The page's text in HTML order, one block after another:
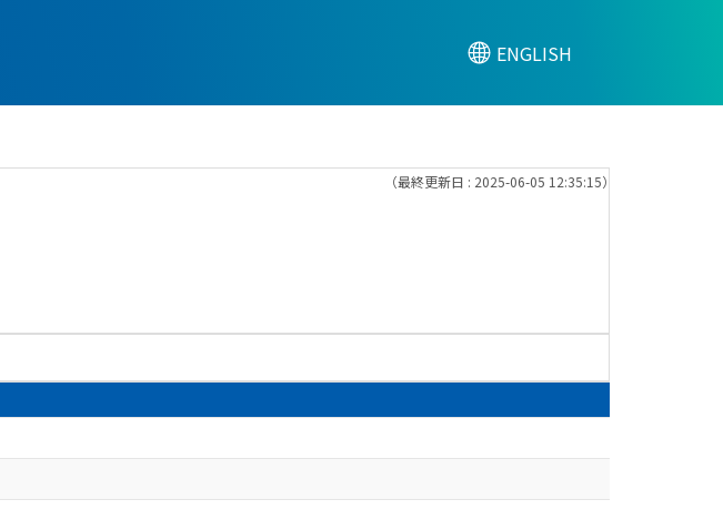
ENGLISH
（最終更新日 : 2025-06-05 12:35:15）